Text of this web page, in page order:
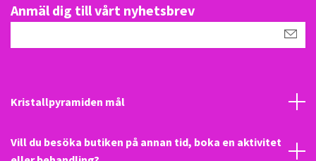
Anmäl dig till vårt nyhetsbrev
Kristallpyramiden mål
Vill du besöka butiken på annan tid, boka en aktivitet